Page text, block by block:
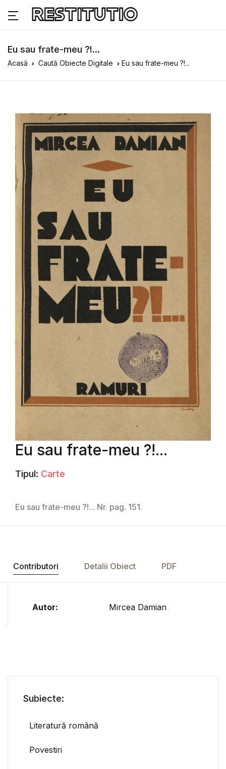
Eu sau frate-meu ?!...
Acasă Caută Obiecte Digitale Eu sau frate-meu ?!...
Eu sau frate-meu ?!...
Tipul: Carte
Eu sau frate-meu ?!... Nr. pag. 151.
Contributori Detalii Obiect PDF
Autor: Mircea Damian
Subiecte:
Literatură română
Povestiri